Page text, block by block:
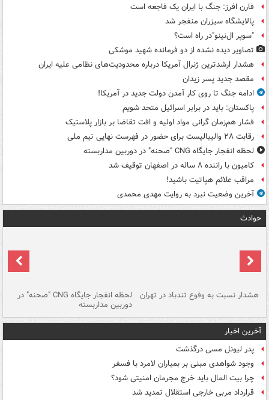
فارن افرز: جنگ با ایران یک فاجعه است
پالایشگاه سیزران منفجر شد
"سوپر ال‌نینو"در راه است؟
تصاویر دیده‌ نشده از دو فرمانده شهید موشکی
هشدار ارشدترین ژنرال آمریکا درباره محدودیت‌های نظامی علیه ایران
مقصد جدید پسر زیدان
ادامه جنگ تا روی کار آمدن دولت جدید در آمریکا!
پاکستان: باید در برابر اسرائیل متحد شویم
فشار هم‌زمان گرانی مواد اولیه و افت تقاضا بر بازار پلاستیک
رقابت ۲۸ والیبالیست برای حضور در فهرست نهایی تیم ملی
لحظه انفجار جایگاه CNG "صحنه" در دوربین مداربسته
کامیون با راننده ۸ ساله در اصفهان توقیف شد
مراقب علائم هپاتیت باشید!
آخرین وضعیت نبرد به روایت مهدی محمدی
حوادث
هشدار نسبت به وفوع تندباد در تهران لحظه انفجار جایگاه CNG "صحنه" در
دوربین مداربسته
آخرین اخبار
پدر لیونل مسی درگذشت
وجود شواهدی مبنی بر بمباران لامرد با فسفر
چرا بیت المال باید خرج مجرمان امنیتی شود؟
قرارداد مربی خارجی استقلال تمدید شد